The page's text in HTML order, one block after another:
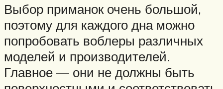
Выбор приманок очень большой,
поэтому для каждого дна можно
попробовать воблеры различных
моделей и производителей.
Главное — они не должны быть